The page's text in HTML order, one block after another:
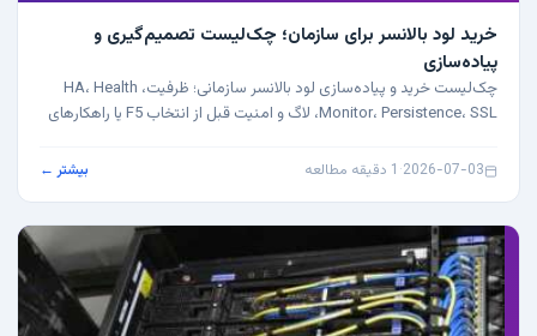
خرید لود بالانسر برای سازمان؛ چک‌لیست تصمیم‌گیری و
پیاده‌سازی
چک‌لیست خرید و پیاده‌سازی لود بالانسر سازمانی؛ ظرفیت، HA، Health
Monitor، Persistence، SSL، لاگ و امنیت قبل از انتخاب F5 یا راهکارهای
2026-07-03
· 1 دقیقه مطالعه بیشتر ←